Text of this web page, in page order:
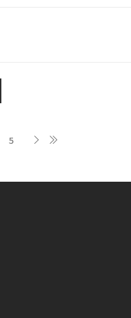
5